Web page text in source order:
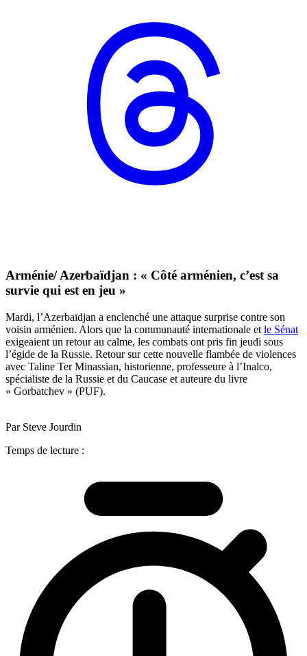
Arménie/ Azerbaïdjan : « Côté arménien, c’est sa
survie qui est en jeu »
Mardi, l’Azerbaïdjan a enclenché une attaque surprise contre son
voisin arménien. Alors que la communauté internationale et le Sénat
exigeaient un retour au calme, les combats ont pris fin jeudi sous
l’égide de la Russie. Retour sur cette nouvelle flambée de violences
avec Taline Ter Minassian, historienne, professeure à l’Inalco,
spécialiste de la Russie et du Caucase et auteure du livre
« Gorbatchev » (PUF).
Par Steve Jourdin
Temps de lecture :